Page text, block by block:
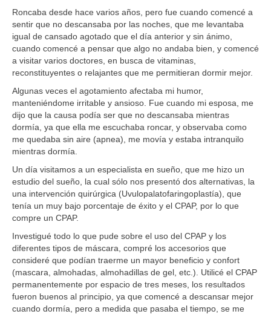
Roncaba desde hace varios años, pero fue cuando comencé a
sentir que no descansaba por las noches, que me levantaba
igual de cansado agotado que el día anterior y sin ánimo,
cuando comencé a pensar que algo no andaba bien, y comencé
a visitar varios doctores, en busca de vitaminas,
reconstituyentes o relajantes que me permitieran dormir mejor.
Algunas veces el agotamiento afectaba mi humor,
manteniéndome irritable y ansioso. Fue cuando mi esposa, me
dijo que la causa podía ser que no descansaba mientras
dormía, ya que ella me escuchaba roncar, y observaba como
me quedaba sin aire (apnea), me movía y estaba intranquilo
mientras dormía.
Un día visitamos a un especialista en sueño, que me hizo un
estudio del sueño, la cual sólo nos presentó dos alternativas, la
una intervención quirúrgica (Uvulopalatofaringoplastía), que
tenía un muy bajo porcentaje de éxito y el CPAP, por lo que
compre un CPAP.
Investigué todo lo que pude sobre el uso del CPAP y los
diferentes tipos de máscara, compré los accesorios que
consideré que podían traerme un mayor beneficio y confort
(mascara, almohadas, almohadillas de gel, etc.). Utilicé el CPAP
permanentemente por espacio de tres meses, los resultados
fueron buenos al principio, ya que comencé a descansar mejor
cuando dormía, pero a medida que pasaba el tiempo, se me